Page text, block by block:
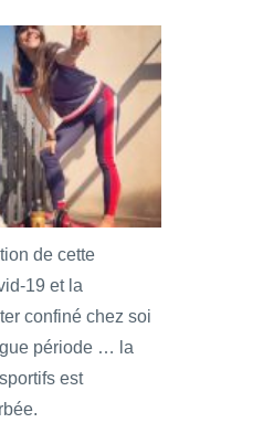
de cette
19 et la
confiné chez soi
période … la
est